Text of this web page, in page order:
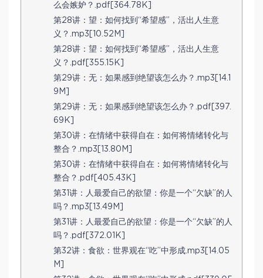
么会嫉妒？.pdf[364.78K]
第28讲：望：如何找到“希望感”，活出人生意
义？.mp3[10.52M]
第28讲：望：如何找到“希望感”，活出人生意
义？.pdf[355.15K]
第29讲：无：如果感到绝望该怎么办？.mp3[14.1
9M]
第29讲：无：如果感到绝望该怎么办？.pdf[397.
69K]
第30讲：在情绪中获得自在：如何将情绪转化与
整合？.mp3[13.80M]
第30讲：在情绪中获得自在：如何将情绪转化与
整合？.pdf[405.43K]
第31讲：人最爱自己的欲望：你是一个“欠缺”的人
吗？.mp3[13.49M]
第31讲：人最爱自己的欲望：你是一个“欠缺”的人
吗？.pdf[372.01K]
第32讲：食欲：世界观在“吃”中形成.mp3[14.05
M]